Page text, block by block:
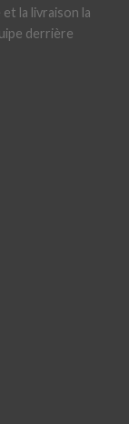
la livraison la
derrière